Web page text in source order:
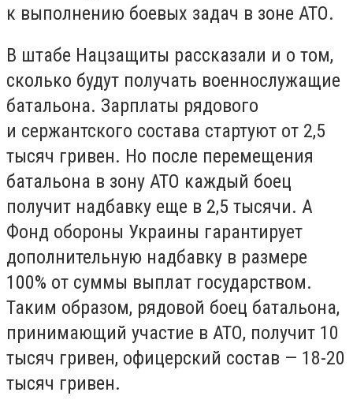
к выполнению боевых задач в зоне АТО.
В штабе Нацзащиты рассказали и о том,
сколько будут получать военнослужащие
батальона. Зарплаты рядового
и сержантского состава стартуют от 2,5
тысяч гривен. Но после перемещения
батальона в зону АТО каждый боец
получит надбавку еще в 2,5 тысячи. А
Фонд обороны Украины гарантирует
дополнительную надбавку в размере
100% от суммы выплат государством.
Таким образом, рядовой боец батальона,
принимающий участие в АТО, получит 10
тысяч гривен, офицерский состав — 18-20
тысяч гривен.